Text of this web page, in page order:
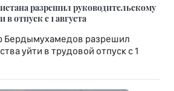
разрешил руководительскому
отпуск с 1 августа
Бердымухамедов разрешил
уйти в трудовой отпуск с 1